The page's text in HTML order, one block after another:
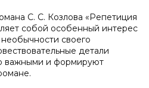
С. С. Козлова «Репетиция
собой особенный интерес
своего
детали
важными и формируют